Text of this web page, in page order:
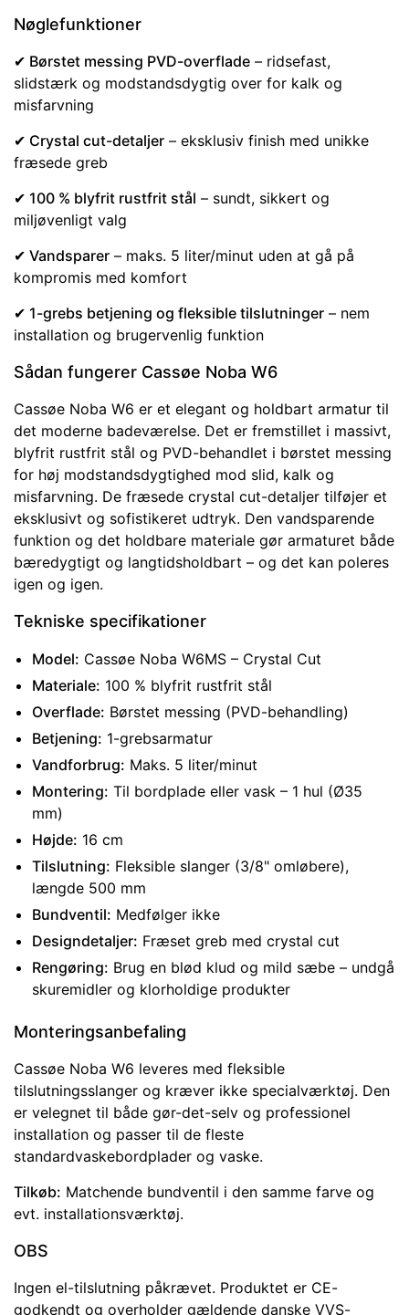
Nøglefunktioner
✔ Børstet messing PVD-overflade – ridsefast,
slidstærk og modstandsdygtig over for kalk og
misfarvning
✔ Crystal cut-detaljer – eksklusiv finish med unikke
fræsede greb
✔ 100 % blyfrit rustfrit stål – sundt, sikkert og
miljøvenligt valg
✔ Vandsparer – maks. 5 liter/minut uden at gå på
kompromis med komfort
✔ 1-grebs betjening og fleksible tilslutninger – nem
installation og brugervenlig funktion
Sådan fungerer Cassøe Noba W6
Cassøe Noba W6 er et elegant og holdbart armatur til
det moderne badeværelse. Det er fremstillet i massivt,
blyfrit rustfrit stål og PVD-behandlet i børstet messing
for høj modstandsdygtighed mod slid, kalk og
misfarvning. De fræsede crystal cut-detaljer tilføjer et
eksklusivt og sofistikeret udtryk. Den vandsparende
funktion og det holdbare materiale gør armaturet både
bæredygtigt og langtidsholdbart – og det kan poleres
igen og igen.
Tekniske specifikationer
Model: Cassøe Noba W6MS – Crystal Cut
Materiale: 100 % blyfrit rustfrit stål
Overflade: Børstet messing (PVD-behandling)
Betjening: 1-grebsarmatur
Vandforbrug: Maks. 5 liter/minut
Montering: Til bordplade eller vask – 1 hul (Ø35
mm)
Højde: 16 cm
Tilslutning: Fleksible slanger (3/8" omløbere),
længde 500 mm
Bundventil: Medfølger ikke
Designdetaljer: Fræset greb med crystal cut
Rengøring: Brug en blød klud og mild sæbe – undgå
skuremidler og klorholdige produkter
Monteringsanbefaling
Cassøe Noba W6 leveres med fleksible
tilslutningsslanger og kræver ikke specialværktøj. Den
er velegnet til både gør-det-selv og professionel
installation og passer til de fleste
standardvaskebordplader og vaske.
Tilkøb: Matchende bundventil i den samme farve og
evt. installationsværktøj.
OBS
Ingen el-tilslutning påkrævet. Produktet er CE-
godkendt og overholder gældende danske VVS-